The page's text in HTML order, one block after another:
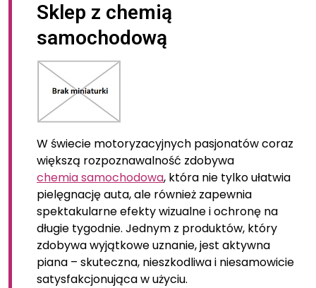
Sklep z chemią
samochodową
W świecie motoryzacyjnych pasjonatów coraz
większą rozpoznawalność zdobywa
chemia samochodowa, która nie tylko ułatwia
pielęgnację auta, ale również zapewnia
spektakularne efekty wizualne i ochronę na
długie tygodnie. Jednym z produktów, który
zdobywa wyjątkowe uznanie, jest aktywna
piana – skuteczna, nieszkodliwa i niesamowicie
satysfakcjonująca w użyciu.